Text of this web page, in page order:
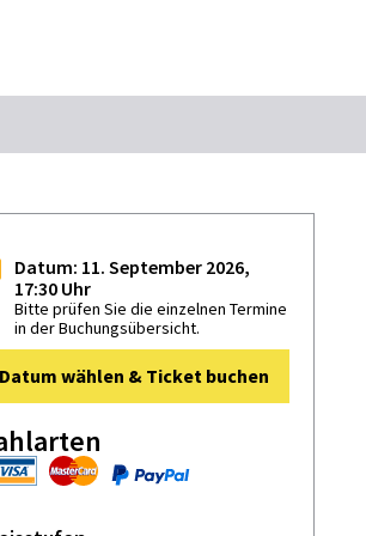
Suchbegriff
Das könnte Sie interessieren
Stadtführungen
Ausflugsziele
Wein
Datum: 11. September 2026,
17:30 Uhr
Bitte prüfen Sie die einzelnen Termine
in der Buchungsübersicht.
Datum wählen & Ticket buchen